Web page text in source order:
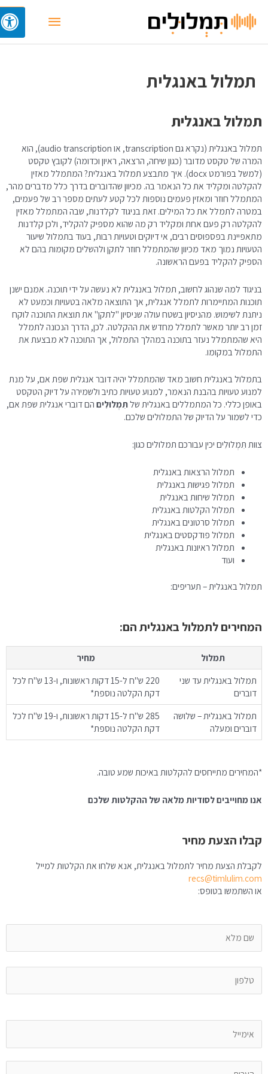
תמלול באנגלית
תמלול באנגלית
תמלול באנגלית (נקרא גם transcription, או audio transcription), הוא
המרה של טקסט מדובר (כגון שיחה, הרצאה, ראיון וכדומה) לקובץ טקסט
(למשל בפורמט docx). איך מתבצע תמלול באנגלית? המתמלל מאזין
להקלטה ומקליד את כל הנאמר בה. מכיוון שהדוברים בדרך כלל מדברים מהר,
המתמלל חוזר ומאזין פעמים נוספות לכל קטע לעתים מספר רב של פעמים,
במטרה לתמלל את כל המילים. זאת בניגוד לקלדנות, שבה המתמלל מאזין
להקלטה רק פעם אחת ומקליד רק מה שהוא מספיק להקליד, ולכן קלדנות
מתאפיינת בפספוסים רבים, אי דיוקים וטעויות רבות, בעוד בתמלול שיעור
הטעויות נמוך מאד מכיוון שהמתמלל חוזר לתקן ולהשלים מקומות בהם לא
הספיק להקליד בפעם הראשונה.
בניגוד למה שנהוג לחשוב, תמלול באנגלית לא נעשה על ידי תוכנה. אמנם ישנן
תוכנות המתיימרות לתמלל אנגלית, אך התוצאה מלאה בטעויות וכמעט לא
ניתנת לשימוש. מהניסיון בשטח עולה שניסיון "לתקן" את תוצאת התוכנה לוקח
זמן רב יותר מאשר לתמלל מחדש את ההקלטה. לכן, הדרך הנכונה לתמלל
היא שהמתמלל נעזר בתוכנה במהלך התמלול, אך התוכנה לא מבצעת את
התמלול במקומו.
בתמלול באנגלית חשוב מאד שהמתמלל יהיה דובר אנגלית שפת אם, על מנת
למנוע טעויות בהבנת הנאמר, למנוע טעויות כתיב ולשמירה על דיוק הטקסט
באופן כללי. כל המתמללים באנגלית שלתִּמְלוּלִיםהם דוברי אנגלית שפת אם,
כדי לשמור על הדיוק של התמלולים שלכם.
צוות תִּמְלוּלִים יכין עבורכם תמלולים כגון:
תמלול הרצאות באנגלית
תמלול פגישות באנגלית
תמלול שיחות באנגלית
תמלול הקלטות באנגלית
תמלול סרטונים באנגלית
תמלול פודקסטים באנגלית
תמלול ראיונות באנגלית
ועוד
תמלול באנגלית – תעריפים:
המחירים לתמלול באנגלית הם:
תמלול
מחיר
תמלול באנגלית עד שני
דוברים
220 ש"ח ל-15 דקות ראשונות, ו-13 ש"ח לכל
דקת הקלטה נוספת*
תמלול באנגלית – שלושה
דוברים ומעלה
285 ש"ח ל-15 דקות ראשונות, ו-19 ש"ח לכל
דקת הקלטה נוספת*
*המחירים מתייחסים להקלטות באיכות שמע טובה.
אנו מחוייבים לסודיות מלאה של ההקלטות שלכם
קבלו הצעת מחיר
לקבלת הצעת מחיר לתמלול באנגלית, אנא שלחו את הקלטות למייל
recs@timlulim.com
או השתמשו בטופס: